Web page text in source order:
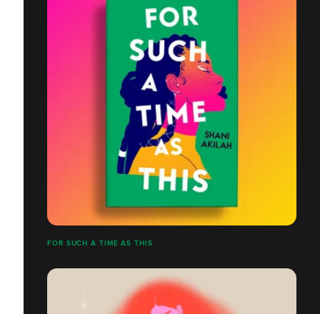
FOR SUCH A TIME AS THIS